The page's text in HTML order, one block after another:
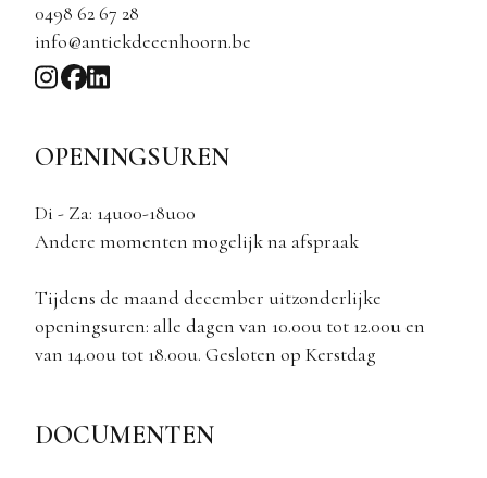
0498 62 67 28
info@antiekdeeenhoorn.be
OPENINGSUREN
Di - Za: 14u00-18u00
Andere momenten mogelijk na afspraak
Tijdens de maand december uitzonderlijke
openingsuren: alle dagen van 10.00u tot 12.00u en
van 14.00u tot 18.00u. Gesloten op Kerstdag
DOCUMENTEN